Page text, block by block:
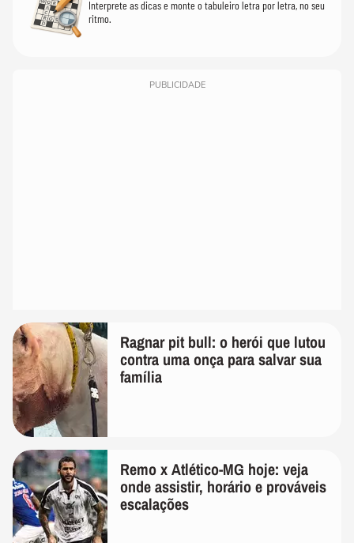
Interprete as dicas e monte o tabuleiro letra por letra, no seu
ritmo.
PUBLICIDADE
Ragnar pit bull: o herói que lutou
contra uma onça para salvar sua
família
Remo x Atlético-MG hoje: veja
onde assistir, horário e prováveis
escalações